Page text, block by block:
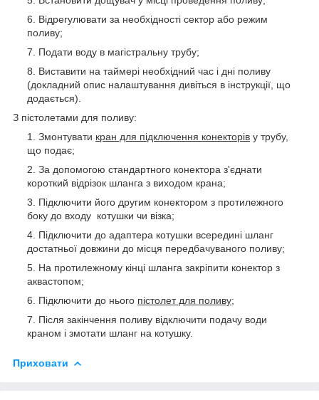
Відрегулювати за необхідності сектор або режим
поливу;
Подати воду в магістральну трубу;
Виставити на таймері необхідний час і дні поливу
(докладний опис налаштування дивіться в інструкції, що
додається).
З пістолетами для поливу:
Змонтувати кран для підключення конекторів у трубу,
що подає;
За допомогою стандартного конектора з'єднати
короткий відрізок шланга з виходом крана;
Підключити його другим конектором з протилежного
боку до входу котушки чи візка;
Підключити до адаптера котушки всередині шланг
достатньої довжини до місця передбачуваного поливу;
На протилежному кінці шланга закріпити конектор з
аквастопом;
Підключити до нього пістолет для поливу;
Після закінчення поливу відключити подачу води
краном і змотати шланг на котушку.
Приховати